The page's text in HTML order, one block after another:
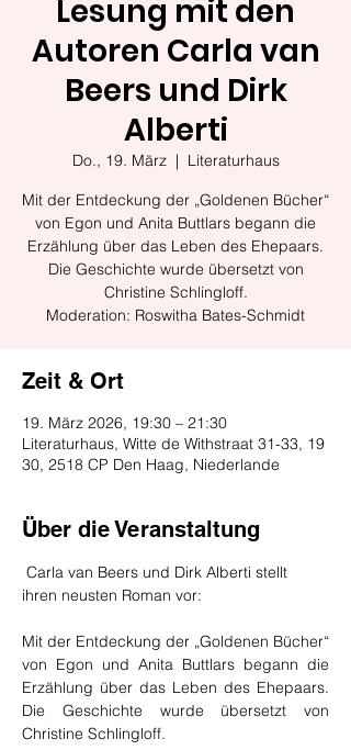
Lesung mit den
Autoren Carla van
Beers und Dirk
Alberti
Do., 19. März
  |
Literaturhaus
Mit der Entdeckung der „Goldenen Bücher“
von Egon und Anita Buttlars begann die
Erzählung über das Leben des Ehepaars.
Die Geschichte wurde übersetzt von
Christine Schlingloff.
Moderation: Roswitha Bates-Schmidt
Zeit & Ort
19. März 2026, 19:30 – 21:30
Literaturhaus, Witte de Withstraat 31-33, 19
30, 2518 CP Den Haag, Niederlande
Über die Veranstaltung
Carla van Beers und Dirk Alberti stellt
ihren neusten Roman vor:
Mit der Entdeckung der „Goldenen Bücher“
von Egon und Anita Buttlars begann die
Erzählung über das Leben des Ehepaars.
Die Geschichte wurde übersetzt von
Christine Schlingloff.